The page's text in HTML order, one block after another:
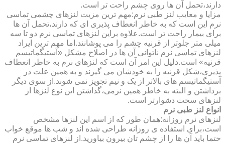
دارند،تحمل آن ها روی چشم راحت تر است.
مزایا و معایب لنز طبی نرم:مهم ترین مزیت لنزهای چشمی تماسی
نرم این است که به خاطر انعطاف پذیری ای که دارند،تحمل آن ها
برای بیمار راحت تر است.علاوه براین لنزهای تماسی نرم دو تا سه
میلی متر جلوتر از قرنیه چشم را می پوشانند.اما مهم ترین ایراد
لنزهای تماسی نرم ناتوانی آن ها در اصلاح مشکل «آستیگماتیسم
قرنیه» است.دلیل این امر آن است که لنزهای نرم به خاطر انعطاف
پذیری،شکل قرنیه را به خودشان می گیرند و به همین علت در
آستیگماتیسم های بالاتر از یک و نیم تجویز نمی شوند.از سوی دیگر
برداشتن و البته به خاطر همین نرمی،گذاشتن این نوع لنزها از
لنزهای سخت دشوارتر است.
انواع لنز طبی نرم
لنزهای نرم روزانه:همان طور که از اسم این لنزها مشخص
است،برای استفاده ی روزانه طراحی شده اند و شب ها موقع خواب
حتما باید آن ها را از چشم تان بیرون بیاورید.از لنزهای تماسی نرم